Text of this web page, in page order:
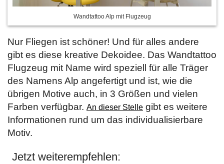
Wandtattoo Alp mit Flugzeug
Nur Fliegen ist schöner! Und für alles andere
gibt es diese kreative Dekoidee. Das Wandtattoo
Flugzeug mit Name wird speziell für alle Träger
des Namens Alp angefertigt und ist, wie die
übrigen Motive auch, in 3 Größen und vielen
Farben verfügbar. An dieser Stelle gibt es weitere
Informationen rund um das individualisierbare
Motiv.
Jetzt weiterempfehlen: